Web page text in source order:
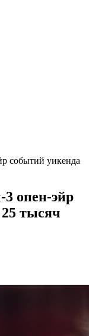
событий уикенда
3 опен-эйр
тысяч